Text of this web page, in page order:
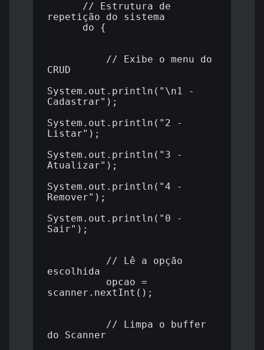
// Estrutura de
repetição do sistema
do {
// Exibe o menu do
CRUD
System.out.println("\n1 -
Cadastrar");
System.out.println("2 -
Listar");
System.out.println("3 -
Atualizar");
System.out.println("4 -
Remover");
System.out.println("0 -
Sair");
// Lê a opção
escolhida
opcao =
scanner.nextInt();
// Limpa o buffer
do Scanner